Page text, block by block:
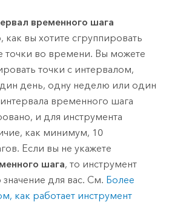
временного шага
как вы хотите сгруппировать
точки во времени. Вы можете
точки с интервалом,
день, одну неделю или один
временного шага
и для инструмента
как минимум, 10
Если вы не укажете
шага, то инструмент
значение для вас. См. Более
как работает инструмент